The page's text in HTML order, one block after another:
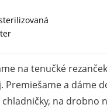
na tenučké
Premiešame a dáme
na drobno